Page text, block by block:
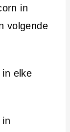
in
volgende
elke
in